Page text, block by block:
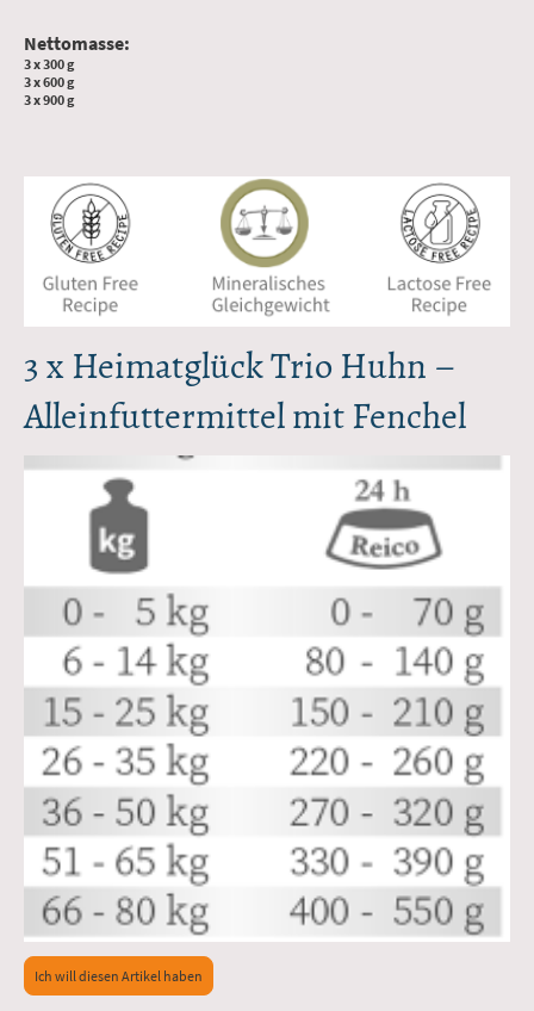
Nettomasse:
3 x 300 g
3 x 600 g
3 x 900 g
3 x Heimatglück Trio Huhn –
Alleinfuttermittel mit Fenchel
Ich will diesen Artikel haben